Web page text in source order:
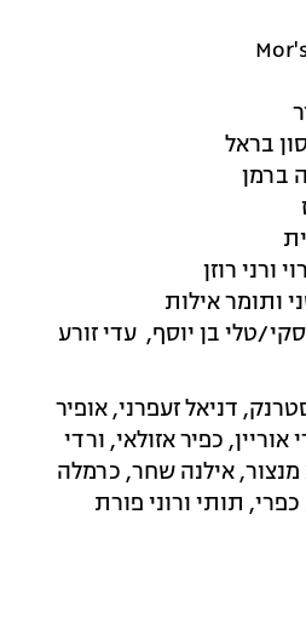
בראל
ברמן
ורני רוזן
ותומר אילות
טלי בן יוסף, עדי זורע
דניאל זעפרני, אופיר
אוריין, כפיר אזולאי, ורדי
מנצור, אילנה שחר, כרמלה
תותי ורוני פורת